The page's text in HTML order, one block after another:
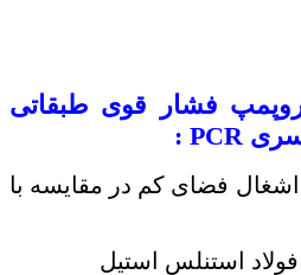
فشار قوی طبقاتی
PCR
:
فضای کم در مقایسه با
استنلس استیل